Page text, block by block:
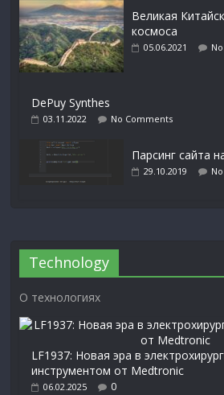
Великая
космоса
05.06.2021
DePuy Synthes
03.11.2022 No Comments
Парсинг сайта
29.10.2019
Technology
О технологиях
LF1937: Новая эра в
инструментом от Medtronic
06.02.2025 0